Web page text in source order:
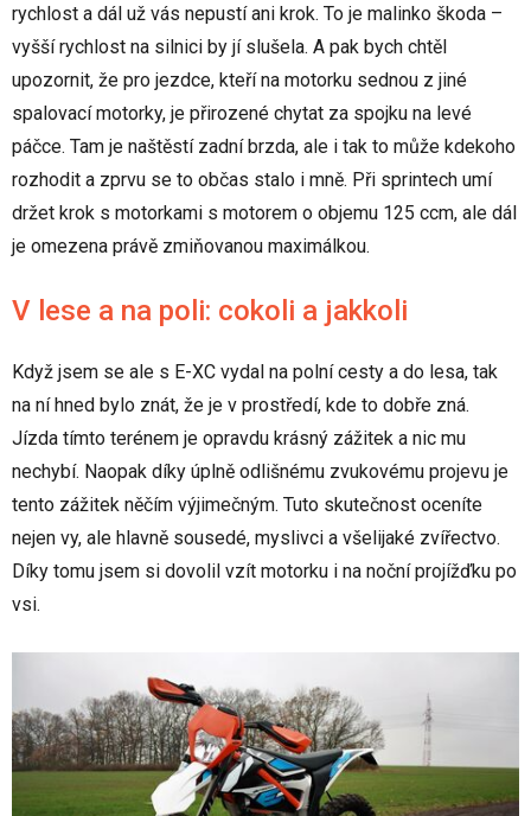
rychlost a dál už vás nepustí ani krok. To je malinko škoda –
vyšší rychlost na silnici by jí slušela. A pak bych chtěl
upozornit, že pro jezdce, kteří na motorku sednou z jiné
spalovací motorky, je přirozené chytat za spojku na levé
páčce. Tam je naštěstí zadní brzda, ale i tak to může kdekoho
rozhodit a zprvu se to občas stalo i mně. Při sprintech umí
držet krok s motorkami s motorem o objemu 125 ccm, ale dál
je omezena právě zmiňovanou maximálkou.
V lese a na poli: cokoli a jakkoli
Když jsem se ale s E-XC vydal na polní cesty a do lesa, tak
na ní hned bylo znát, že je v prostředí, kde to dobře zná.
Jízda tímto terénem je opravdu krásný zážitek a nic mu
nechybí. Naopak díky úplně odlišnému zvukovému projevu je
tento zážitek něčím výjimečným. Tuto skutečnost oceníte
nejen vy, ale hlavně sousedé, myslivci a všelijaké zvířectvo.
Díky tomu jsem si dovolil vzít motorku i na noční projížďku po
vsi.